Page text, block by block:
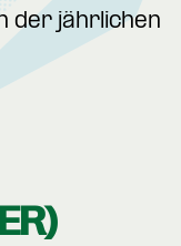
der jährlichen